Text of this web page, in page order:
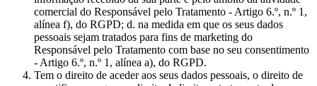
comercial do Responsável pelo Tratamento - Artigo 6.º, n.º 1,
alínea f), do RGPD; d. na medida em que os seus dados
pessoais sejam tratados para fins de marketing do
Responsável pelo Tratamento com base no seu consentimento
- Artigo 6.º, n.º 1, alínea a), do RGPD.
Tem o direito de aceder aos seus dados pessoais, o direito de